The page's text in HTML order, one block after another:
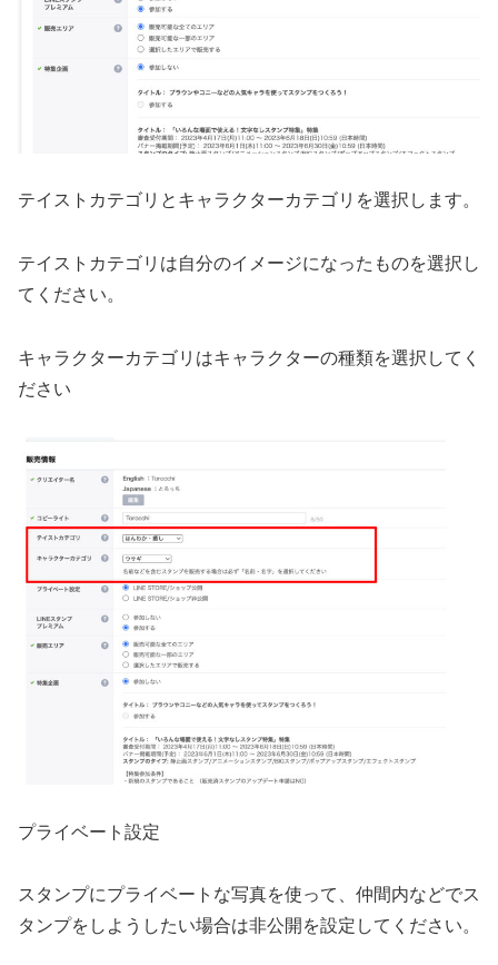
テイストカテゴリとキャラクターカテゴリを選択します。
テイストカテゴリは自分のイメージになったものを選択し
てください。
キャラクターカテゴリはキャラクターの種類を選択してく
ださい
プライベート設定
スタンプにプライベートな写真を使って、仲間内などでス
タンプをしようしたい場合は非公開を設定してください。